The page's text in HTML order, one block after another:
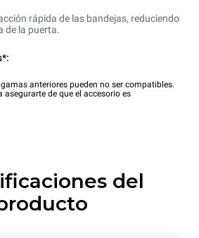
rápida de las bandejas, reduciendo
de la puerta.
anteriores pueden no ser compatibles.
de que el accesorio es
del